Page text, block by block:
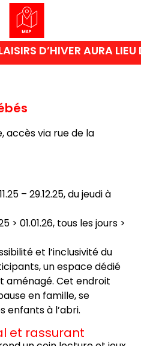
D’HIVER AURA
accès via rue de la
– 29.12.25, du jeudi à
> 01.01.26, tous les jours >
et l’inclusivité du
un espace dédié
aménagé. Cet endroit
en famille, se
enfants à l’abri.
et rassurant